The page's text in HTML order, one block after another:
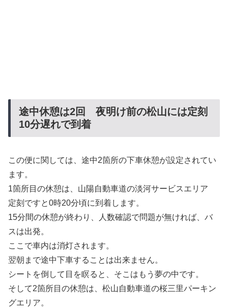
途中休憩は2回 夜明け前の松山には定刻
10分遅れで到着
この便に関しては、途中2箇所の下車休憩が設定されてい
ます。
1箇所目の休憩は、山陽自動車道の淡河サービスエリア
定刻ですと0時20分頃に到着します。
15分間の休憩が終わり、人数確認で問題が無ければ、バ
スは出発。
ここで車内は消灯されます。
翌朝まで途中下車することは出来ません。
シートを倒して目を瞑ると、そこはもう夢の中です。
そして2箇所目の休憩は、松山自動車道の桜三里パーキン
グエリア。